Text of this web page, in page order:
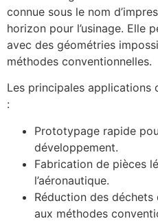
connue sous le nom
horizon pour l’usinage. Elle
avec des géométries
méthodes conventionnelles.
Les principales applications
:
Prototypage rapide
développement.
Fabrication de pièces
l’aéronautique.
Réduction des
aux méthodes